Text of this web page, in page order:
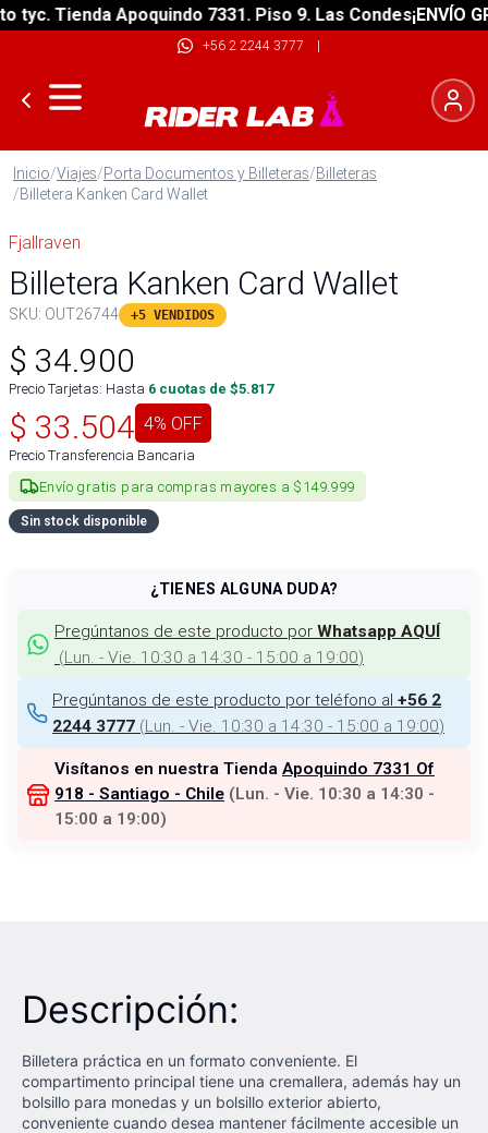
Tienda Apoquindo 7331. Piso 9. Las Condes¡ENVÍO
+56 2 2244 3777 |
Inicio/Viajes/Porta Documentos y Billeteras/Billeteras
/Billetera Kanken Card Wallet
Fjallraven
Billetera Kanken Card Wallet
SKU: OUT26744 +5 VENDIDOS
$ 34.900
Precio Tarjetas: Hasta 6 cuotas de $5.817
$ 33.504 4% OFF
Precio Transferencia Bancaria
Envío gratis para compras mayores a $149.999
Sin stock disponible
¿TIENES ALGUNA DUDA?
Pregúntanos de este producto por Whatsapp AQUÍ
(Lun. - Vie. 10:30 a 14:30 - 15:00 a 19:00)
Pregúntanos de este producto por teléfono al +56 2
2244 3777 (Lun. - Vie. 10:30 a 14:30 - 15:00 a 19:00)
Visítanos en nuestra Tienda Apoquindo 7331 Of
918 - Santiago - Chile (Lun. - Vie. 10:30 a 14:30 -
15:00 a 19:00)
Descripción:
Billetera práctica en un formato conveniente. El
compartimento principal tiene una cremallera, además hay un
bolsillo para monedas y un bolsillo exterior abierto,
conveniente cuando desea mantener fácilmente accesible un